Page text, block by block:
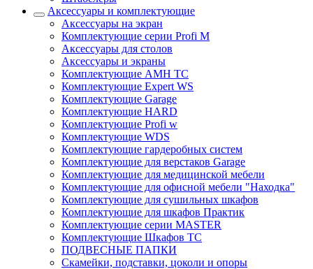
Аксессуары и комплектующие
Аксессуары на экран
Комплектующие серии Profi M
Аксессуары для столов
Аксессуары и экраны
Комплектующие AMH TC
Комплектующие Expert WS
Комплектующие Garage
Комплектующие HARD
Комплектующие Profi w
Комплектующие WDS
Комплектующие гардеробных систем
Комплектующие для верстаков Garage
Комплектующие для медицинской мебели
Комплектующие для офисной мебели "Находка"
Комплектующие для сушильных шкафов
Комплектующие для шкафов Практик
Комплектующие серии MASTER
Комплектующие Шкафов ТС
ПОДВЕСНЫЕ ПАПКИ
Скамейки, подставки, цоколи и опоры